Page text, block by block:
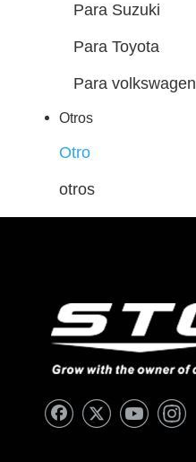
Para Suzuki
Para Toyota
Para volkswagen
Otros
Otro
otros